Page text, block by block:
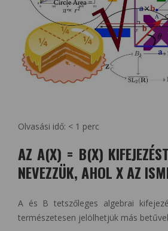
Olvasási idő: < 1 perc
AZ A(X) = B(X)
NEVEZZÜK, AHOL X AZ
A és B tetszőleges algebrai
természetesen jelölhetjük más